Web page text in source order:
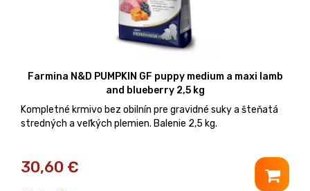
Farmina N&D PUMPKIN GF puppy medium a maxi lamb
and blueberry 2,5 kg
Kompletné krmivo bez obilnín pre gravidné suky a šteňatá
stredných a veľkých plemien. Balenie 2,5 kg.
30,60 €